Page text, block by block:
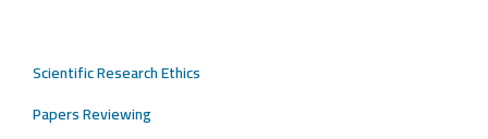
Scientific Research Ethics
Papers Reviewing